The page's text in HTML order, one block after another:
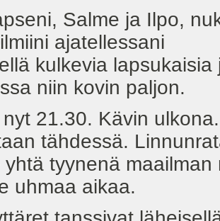
Salme ja Ilpo,
ajatellessani
kulkevia
niin kovin paljon.
21.30. Kävin
tähdessä.
yhtä tyynenä
uhmaa aikaa.